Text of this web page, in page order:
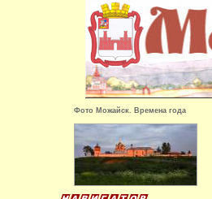
Фото Можайск. Времена года